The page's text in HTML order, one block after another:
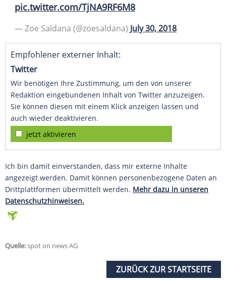
pic.twitter.com/TjNA9RF6M8
— Zoe Saldana (@zoesaldana) July 30, 2018
Empfohlener externer Inhalt:
Twitter
Wir benötigen Ihre Zustimmung, um den von unserer
Redaktion eingebundenen Inhalt von Twitter anzuzeigen.
Sie können diesen mit einem Klick anzeigen lassen und
auch wieder deaktivieren.
jetzt aktivieren
Ich bin damit einverstanden, dass mir externe Inhalte
angezeigt werden. Damit können personenbezogene Daten an
Drittplattformen übermittelt werden. Mehr dazu in unseren
Datenschutzhinweisen.
Quelle:spot on news AG
ZURÜCK ZUR STARTSEITE